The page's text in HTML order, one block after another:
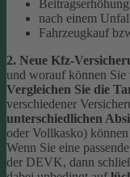
nach einem
Fahrzeugkauf
2. Neue Kfz-
und worauf können Sie
Vergleichen Sie die
verschiedener
unterschiedlichen
oder Vollkasko)
Wenn Sie eine
der DEVK, dann